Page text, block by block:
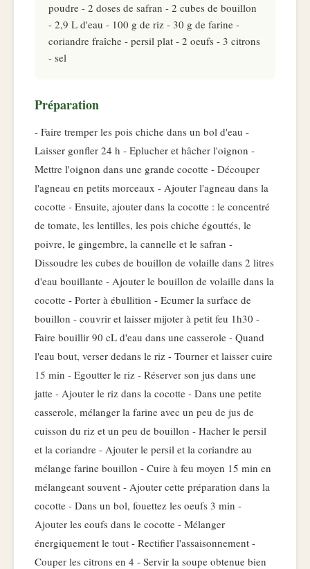
poudre - 2 doses de safran - 2 cubes de bouillon
- 2,9 L d'eau - 100 g de riz - 30 g de farine -
coriandre fraîche - persil plat - 2 oeufs - 3 citrons
- sel
Préparation
- Faire tremper les pois chiche dans un bol d'eau -
Laisser gonfler 24 h - Eplucher et hâcher l'oignon -
Mettre l'oignon dans une grande cocotte - Découper
l'agneau en petits morceaux - Ajouter l'agneau dans la
cocotte - Ensuite, ajouter dans la cocotte : le concentré
de tomate, les lentilles, les pois chiche égouttés, le
poivre, le gingembre, la cannelle et le safran -
Dissoudre les cubes de bouillon de volaille dans 2 litres
d'eau bouillante - Ajouter le bouillon de volaille dans la
cocotte - Porter à ébullition - Ecumer la surface de
bouillon - couvrir et laisser mijoter à petit feu 1h30 -
Faire bouillir 90 cL d'eau dans une casserole - Quand
l'eau bout, verser dedans le riz - Tourner et laisser cuire
15 min - Egoutter le riz - Réserver son jus dans une
jatte - Ajouter le riz dans la cocotte - Dans une petite
casserole, mélanger la farine avec un peu de jus de
cuisson du riz et un peu de bouillon - Hacher le persil
et la coriandre - Ajouter le persil et la coriandre au
mélange farine bouillon - Cuire à feu moyen 15 min en
mélangeant souvent - Ajouter cette préparation dans la
cocotte - Dans un bol, fouettez les oeufs 3 min -
Ajouter les eoufs dans le cocotte - Mélanger
énergiquement le tout - Rectifier l'assaisonnement -
Couper les citrons en 4 - Servir la soupe obtenue bien